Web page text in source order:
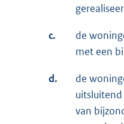
c.
de
met een
d.
de
van